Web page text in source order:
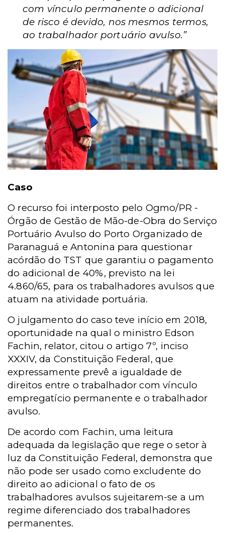
com vínculo permanente o adicional
de risco é devido, nos mesmos termos,
ao trabalhador portuário avulso.”
Caso
O recurso foi interposto pelo Ogmo/PR -
Órgão de Gestão de Mão-de-Obra do Serviço
Portuário Avulso do Porto Organizado de
Paranaguá e Antonina para questionar
acórdão do TST que garantiu o pagamento
do adicional de 40%, previsto na lei
4.860/65, para os trabalhadores avulsos que
atuam na atividade portuária.
O julgamento do caso teve início em 2018,
oportunidade na qual o ministro Edson
Fachin, relator, citou o artigo 7º, inciso
XXXIV, da Constituição Federal, que
expressamente prevê a igualdade de
direitos entre o trabalhador com vínculo
empregatício permanente e o trabalhador
avulso.
De acordo com Fachin, uma leitura
adequada da legislação que rege o setor à
luz da Constituição Federal, demonstra que
não pode ser usado como excludente do
direito ao adicional o fato de os
trabalhadores avulsos sujeitarem-se a um
regime diferenciado dos trabalhadores
permanentes.